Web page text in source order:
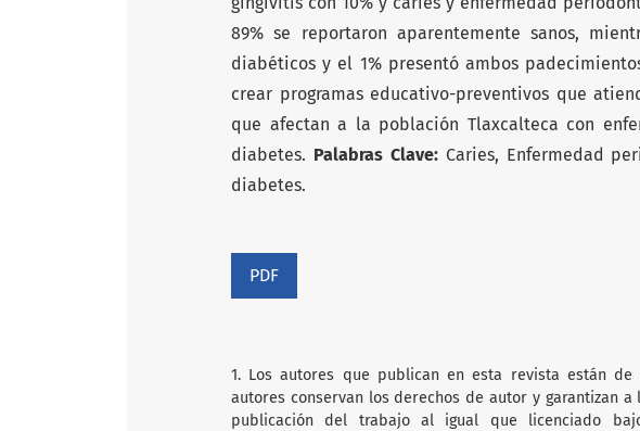
89% se reportaron aparentemente sanos,
diabéticos y el 1% presentó ambos
crear programas educativo-preventivos que
que afectan a la población Tlaxcalteca con
diabetes. Palabras Clave: Caries, Enfermedad
diabetes.
PDF
1. Los autores que publican en esta revista están
autores conservan los derechos de autor y garantizan
publicación del trabajo al igual que licenciado